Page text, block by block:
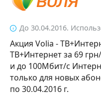
До 30.04.2016.
Акция Volia -
ТВ+Интернет за 69
и до 100Мбит/с
только для новых
по 30.04.2016 г.